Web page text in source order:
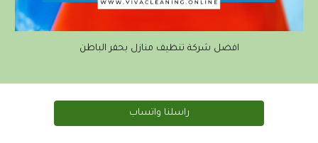
افضل شركة تنظيف منازل بحفر الباطن
راسلنا واتساب